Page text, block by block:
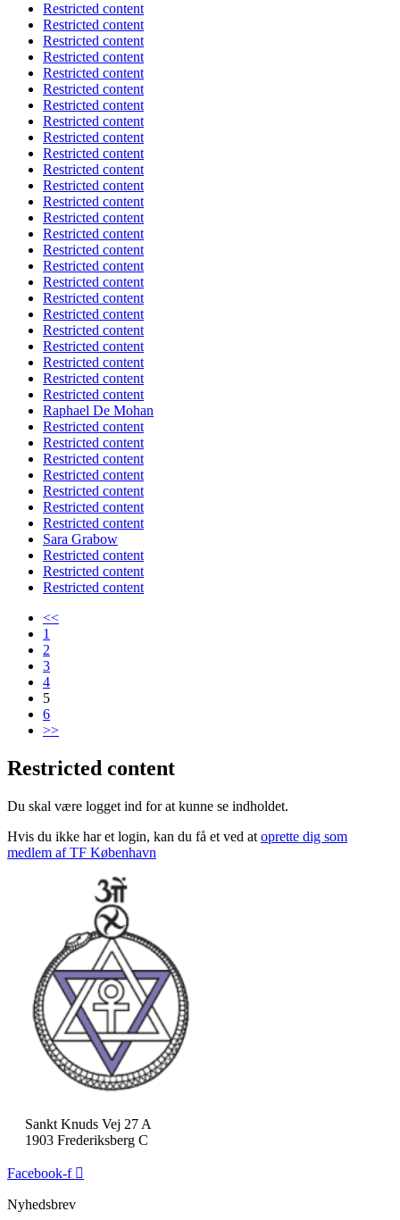
Restricted content
Restricted content
Restricted content
Restricted content
Restricted content
Restricted content
Restricted content
Restricted content
Restricted content
Restricted content
Restricted content
Restricted content
Restricted content
Restricted content
Restricted content
Restricted content
Restricted content
Restricted content
Restricted content
Restricted content
Restricted content
Restricted content
Restricted content
Restricted content
Restricted content
Raphael De Mohan
Restricted content
Restricted content
Restricted content
Restricted content
Restricted content
Restricted content
Restricted content
Sara Grabow
Restricted content
Restricted content
Restricted content
<<
1
2
3
4
5
6
>>
Restricted content
Du skal være logget ind for at kunne se indholdet.
Hvis du ikke har et login, kan du få et ved at oprette dig som
medlem af TF København
Sankt Knuds Vej 27 A
1903 Frederiksberg C
Facebook-f
Nyhedsbrev